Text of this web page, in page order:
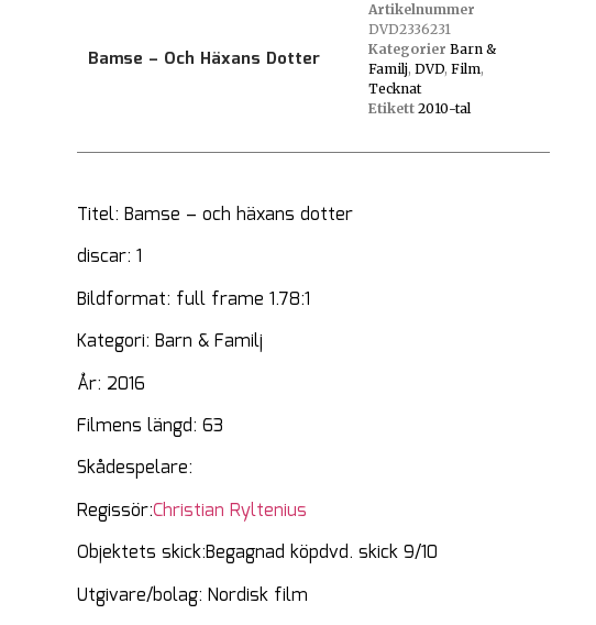
Bamse – Och Häxans Dotter
Artikelnummer
DVD2336231
Kategorier Barn &
Familj, DVD, Film,
Tecknat
Etikett 2010-tal
Titel: Bamse – och häxans dotter
discar: 1
Bildformat: full frame 1.78:1
Kategori: Barn & Familj
År: 2016
Filmens längd: 63
Skådespelare:
Regissör:Christian Ryltenius
Objektets skick:Begagnad köpdvd. skick 9/10
Utgivare/bolag: Nordisk film